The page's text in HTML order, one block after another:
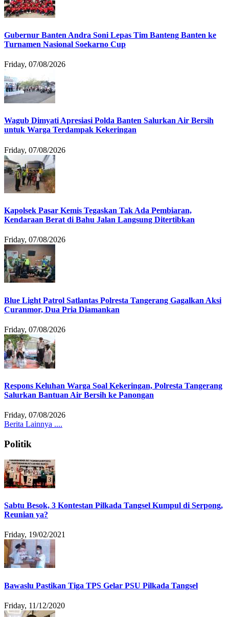
Gubernur Banten Andra Soni Lepas Tim Banteng Banten ke
Turnamen Nasional Soekarno Cup
Friday, 07/08/2026
Wagub Dimyati Apresiasi Polda Banten Salurkan Air Bersih
untuk Warga Terdampak Kekeringan
Friday, 07/08/2026
Kapolsek Pasar Kemis Tegaskan Tak Ada Pembiaran,
Kendaraan Berat di Bahu Jalan Langsung Ditertibkan
Friday, 07/08/2026
Blue Light Patrol Satlantas Polresta Tangerang Gagalkan Aksi
Curanmor, Dua Pria Diamankan
Friday, 07/08/2026
Respons Keluhan Warga Soal Kekeringan, Polresta Tangerang
Salurkan Bantuan Air Bersih ke Panongan
Friday, 07/08/2026
Berita Lainnya ....
Politik
Sabtu Besok, 3 Kontestan Pilkada Tangsel Kumpul di Serpong,
Reunian ya?
Friday, 19/02/2021
Bawaslu Pastikan Tiga TPS Gelar PSU Pilkada Tangsel
Friday, 11/12/2020